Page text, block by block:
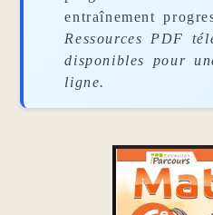
entraînement
Ressources PDF
disponibles pour
ligne.